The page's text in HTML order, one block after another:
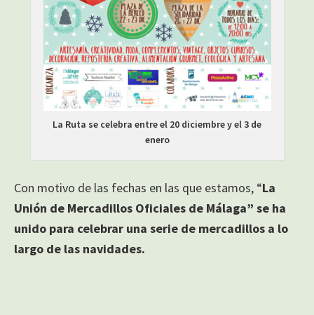
La Ruta se celebra entre el 20 diciembre y el 3 de
enero
Con motivo de las fechas en las que estamos, “La
Unión de Mercadillos Oficiales de Málaga” se ha
unido para celebrar una serie de mercadillos a lo
largo de las navidades.